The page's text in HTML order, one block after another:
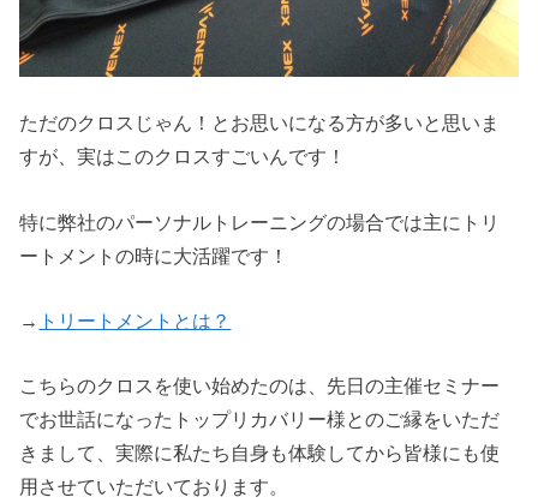
ただのクロスじゃん！とお思いになる方が多いと思いま
すが、実はこのクロスすごいんです！
特に弊社のパーソナルトレーニングの場合では主にトリ
ートメントの時に大活躍です！
→ トリートメントとは？
こちらのクロスを使い始めたのは、先日の主催セミナー
でお世話になったトップリカバリー様とのご縁をいただ
きまして、実際に私たち自身も体験してから皆様にも使
用させていただいております。